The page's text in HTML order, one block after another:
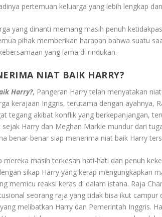
pertemuan keluarga yang lebih lengkap
yang dinanti memang masih penuh
pihak memberikan harapan bahwa suatu
yang lama di rindukan.
NIAT BAIK HARRY?
Harry?, Pangeran Harry telah menyatakan
kerajaan Inggris, terutama dengan ayahnya,
tegang akibat konflik yang berkepanjangan,
Harry dan Meghan Markle mundur dari
benar-benar siap menerima niat baik Harry
mereka masih terkesan hati-hati dan penuh
sikap Harry yang kerap mengungkapkan
memicu reaksi keras di dalam istana. Raja
seorang raja yang tidak bisa ikut campur
melibatkan Harry dan Pemerintah Inggris.